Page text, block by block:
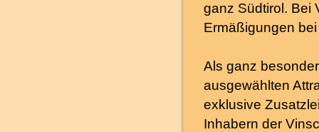
ganz Südtirol. Bei
Ermäßigungen
Als ganz
ausgewählten
exklusive
Inhabern der